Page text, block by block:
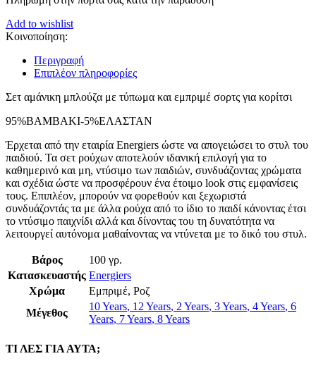
Add to wishlist
Κοινοποίηση:
Περιγραφή
Επιπλέον πληροφορίες
Σετ αμάνικη μπλούζα με τύπωμα και εμπριμέ σορτς για κορίτσι
95%ΒΑΜΒΑΚΙ-5%ΕΛΑΣΤΑΝ
Έρχεται από την εταιρία Energiers ώστε να απογειώσει το στυλ του
παιδιού. Τα σετ ρούχων αποτελούν ιδανική επιλογή για το
καθημερινό και μη, ντύσιμο των παιδιών, συνδυάζοντας χρώματα
και σχέδια ώστε να προσφέρουν ένα έτοιμο look στις εμφανίσεις
τους. Επιπλέον, μπορούν να φορεθούν και ξεχωριστά
συνδυάζοντάς τα με άλλα ρούχα από το ίδιο το παιδί κάνοντας έτσι
το ντύσιμο παιχνίδι αλλά και δίνοντας του τη δυνατότητα να
λειτουργεί αυτόνομα μαθαίνοντας να ντύνεται με το δικό του στυλ.
Βάρος
100 γρ.
Κατασκευαστής Energiers
Χρώμα
Εμπριμέ, Ροζ
Μέγεθος
10 Years, 12 Years, 2 Years, 3 Years, 4 Years, 6
Years, 7 Years, 8 Years
ΤΙ ΛΕΣ ΓΙΑ ΑΥΤΑ;